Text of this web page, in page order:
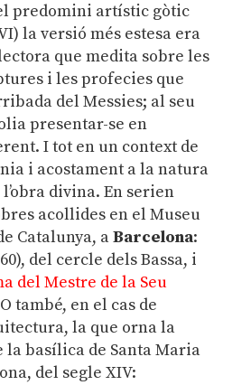
predomini artístic gòtic
la versió més estesa era
que medita sobre les
i les profecies que
del Messies; al seu
presentar-se en
I tot en un context de
i acostament a la natura
divina. En serien
acollides en el Museu
Catalunya, aBarcelona:
del cercle dels Bassa, i
del Mestre de la Seu
també, en el cas de
la que orna la
la basílica de Santa Maria
del segle XIV: